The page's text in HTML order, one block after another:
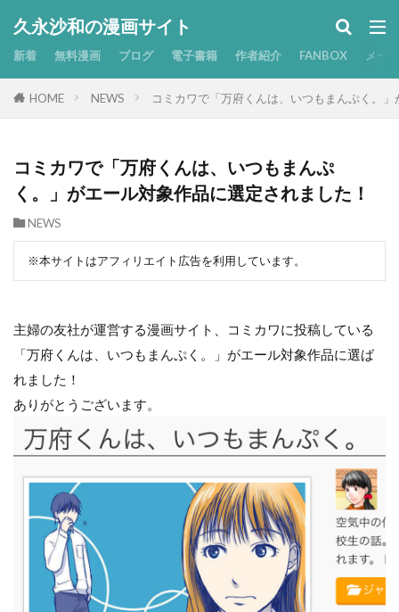
久永沙和の漫画サイト
新着 無料漫画 ブログ 電子書籍 作者紹介 FANBOX メール
HOME NEWS コミカワで「万府くんは、いつもまんぷく。
コミカワで「万府くんは、いつもまんぷ
く。」がエール対象作品に選定されました！
NEWS
※本サイトはアフィリエイト広告を利用しています。
主婦の友社が運営する漫画サイト、コミカワに投稿している
「万府くんは、いつもまんぷく。」がエール対象作品に選ば
れました！
ありがとうございます。